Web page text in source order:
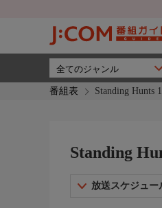
番組表 Standing Hunts
Standing
放送スケジュー